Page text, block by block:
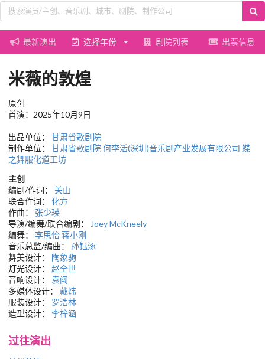
最新演出 选择年份 剧院列表 出票信息
米薇的敦煌
原创
首演：2025年10月9日
出品单位： 甘肃省歌剧院
制作单位： 甘肃省歌剧院何李活(深圳)音乐剧产业发展有限公司 蝶
之舞服化道工坊
主创
编剧/作词： 关山
联合作词： 化方
作曲： 张少瑛
导演/编舞/联合编剧：
Joey McKneely
编舞： 李思怡蒋小刚
音乐总监/编曲： 孙钰涿
舞美设计： 陶象驹
灯光设计： 赵全世
音响设计： 袁闯
多媒体设计： 戴炜
服装设计： 罗浩林
造型设计： 李梓涵
过往演出